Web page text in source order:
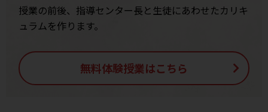
授業の前後、指導センター長と生徒にあわせたカリキ
ュラムを作ります。
無料体験授業はこちら